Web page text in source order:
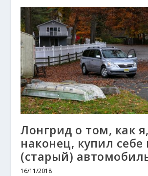
Лонгрид о том, как я,
наконец, купил
(старый)
16/11/2018